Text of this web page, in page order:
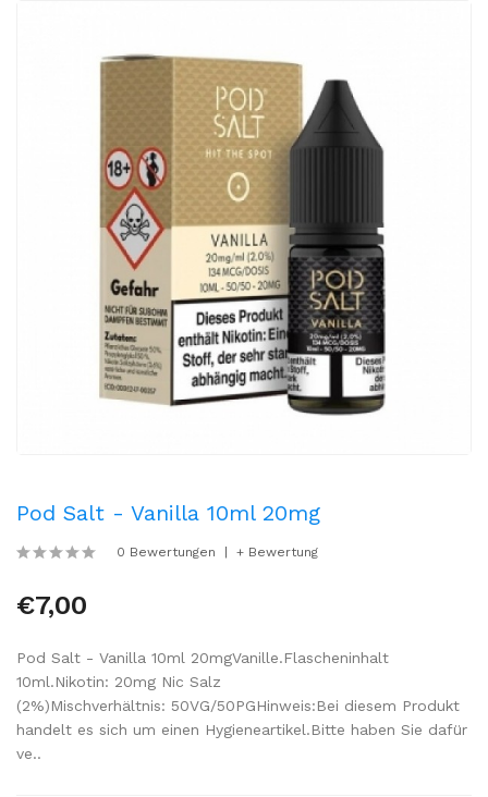
Pod Salt - Vanilla 10ml 20mg
0 Bewertungen + Bewertung
€7,00
Pod Salt - Vanilla 10ml 20mgVanille.Flascheninhalt
10ml.Nikotin: 20mg Nic Salz
(2%)Mischverhältnis: 50VG/50PGHinweis:Bei diesem Produkt
handelt es sich um einen Hygieneartikel.Bitte haben Sie dafür
ve..